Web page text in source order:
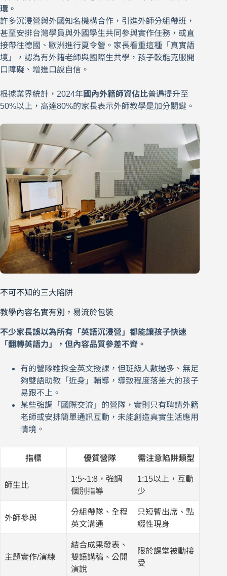
環。
許多沉浸營與外國知名機構合作，引進外師分組帶班，
甚至安排台灣學員與外國學生共同參與實作任務，或直
接帶往德國、歐洲進行夏令營。家長看重這種「真實語
境」，認為有外籍老師與國際生共學，孩子較能克服開
口障礙、增進口說自信。
根據業界統計，2024年國內外籍師資佔比普遍提升至
50%以上，高達80%的家長表示外師教學是加分關鍵。
不可不知的三大陷阱
教學內容名實有別，易流於包裝
不少家長誤以為所有「英語沉浸營」都能讓孩子快速
「翻轉英語力」，但內容品質參差不齊。
有的營隊雖採全英文授課，但班級人數過多、無足
夠雙語助教「近身」輔導，導致程度落差大的孩子
易跟不上。
某些強調「國際交流」的營隊，實則只有聘請外籍
老師或安排簡單通訊互動，未能創造真實生活應用
情境。
指標 優質營隊 需注意陷阱類型
師生比
1:5~1:8，強調
個別指導
1:15以上，互動
少
外師參與
分組帶隊、全程
英文溝通
只短暫出席、點
綴性現身
主題實作/演練
結合成果發表、
雙語講稿、公開
演說
限於課堂被動接
受